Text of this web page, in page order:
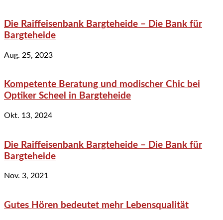
Die Raiffeisenbank Bargteheide – Die Bank für
Bargteheide
Aug. 25, 2023
Kompetente Beratung und modischer Chic bei
Optiker Scheel in Bargteheide
Okt. 13, 2024
Die Raiffeisenbank Bargteheide – Die Bank für
Bargteheide
Nov. 3, 2021
Gutes Hören bedeutet mehr Lebensqualität